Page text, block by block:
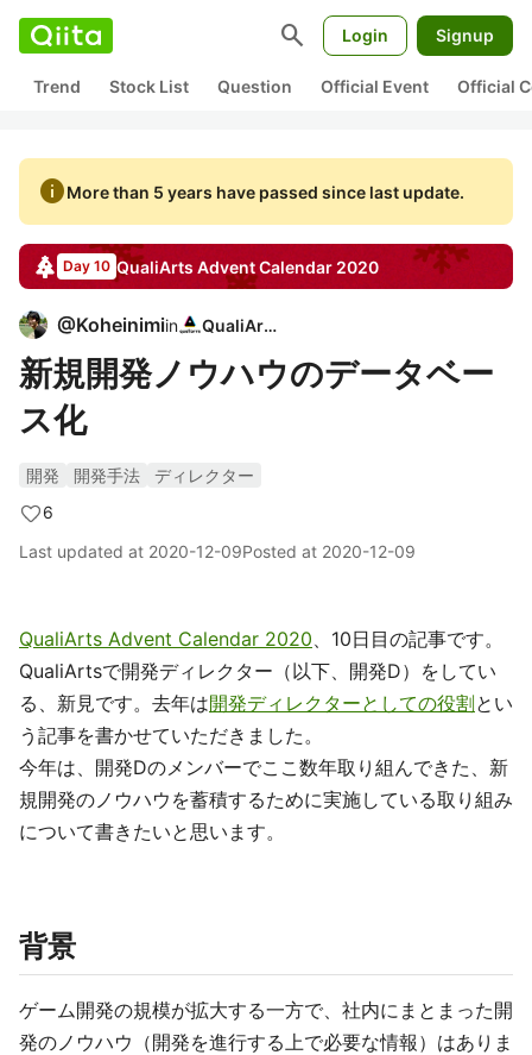
search Login Signup
Trend Stock List Question Official Event Official
infoMore than 5 years have passed since last update.
Day 10 QualiArts Advent Calendar 2020
@Koheinimiin QualiArts
新規開発ノウハウのデータベー
ス化
開発 開発手法
ディレクター
6
Last updated at 2020-12-09Posted at 2020-12-09
QualiArts Advent Calendar 2020、10日目の記事です。
QualiArtsで開発ディレクター（以下、開発D）をしてい
る、新見です。去年は開発ディレクターとしての役割とい
う記事を書かせていただきました。
今年は、開発Dのメンバーでここ数年取り組んできた、新
規開発のノウハウを蓄積するために実施している取り組み
について書きたいと思います。
背景
ゲーム開発の規模が拡大する一方で、社内にまとまった開
発のノウハウ（開発を進行する上で必要な情報）はありま